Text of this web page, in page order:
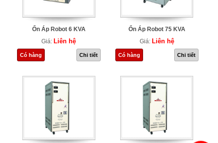
Ổn Áp Robot 6 KVA
Giá: Liên hệ
Có hàng Chi tiết
Ổn Áp Robot 75 KVA
Giá: Liên hệ
Có hàng Chi tiết